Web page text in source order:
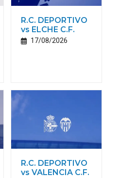
R.C. DEPORTIVO
vs ELCHE C.F.
17/08/2026
R.C. DEPORTIVO
vs VALENCIA C.F.